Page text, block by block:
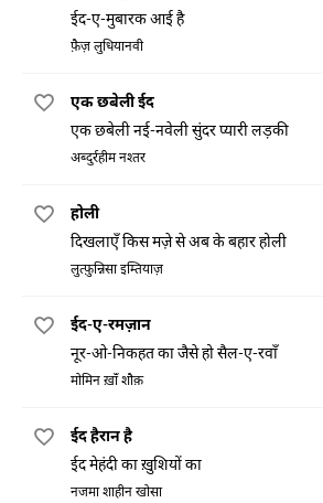
ईद-ए-मुबारक आई है
फ़ैज़ लुधियानवी
एक छबेली ईद
एक छबेली नई-नवेली सुंदर प्यारी लड़की
अब्दुर्रहीम नश्तर
होली
दिखलाएँ किस मज़े से अब के बहार होली
लुत्फ़ुन्निसा इम्तियाज़
ईद-ए-रमज़ान
नूर-ओ-निकहत का जैसे हो सैल-ए-रवाँ
मोमिन ख़ाँ शौक़
ईद हैरान है
ईद मेहंदी का ख़ुशियों का
नजमा शाहीन खोसा